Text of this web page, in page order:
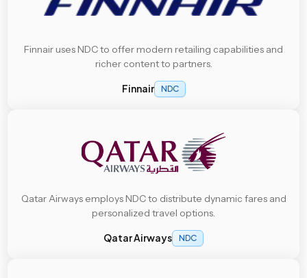
Finnair uses NDC to offer modern retailing capabilities and
richer content to partners.
Finnair NDC
Qatar Airways employs NDC to distribute dynamic fares and
personalized travel options.
Qatar Airways NDC